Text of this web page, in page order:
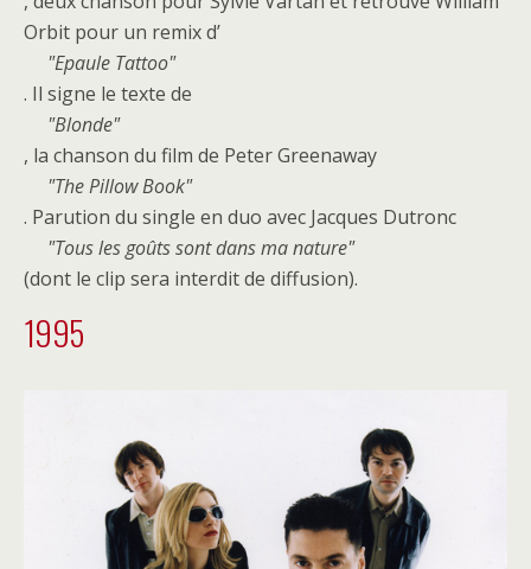
Orbit pour un remix d’
Epaule Tattoo
. Il signe le texte de
Blonde
, la chanson du film de Peter Greenaway
The Pillow Book
. Parution du single en duo avec Jacques Dutronc
Tous les goûts sont dans ma nature
(dont le clip sera interdit de diffusion).
1995